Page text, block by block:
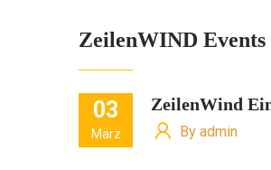
ZeilenWIND Events
ZeilenWind
By admin
03
März
Super!!! Ich kann hier der